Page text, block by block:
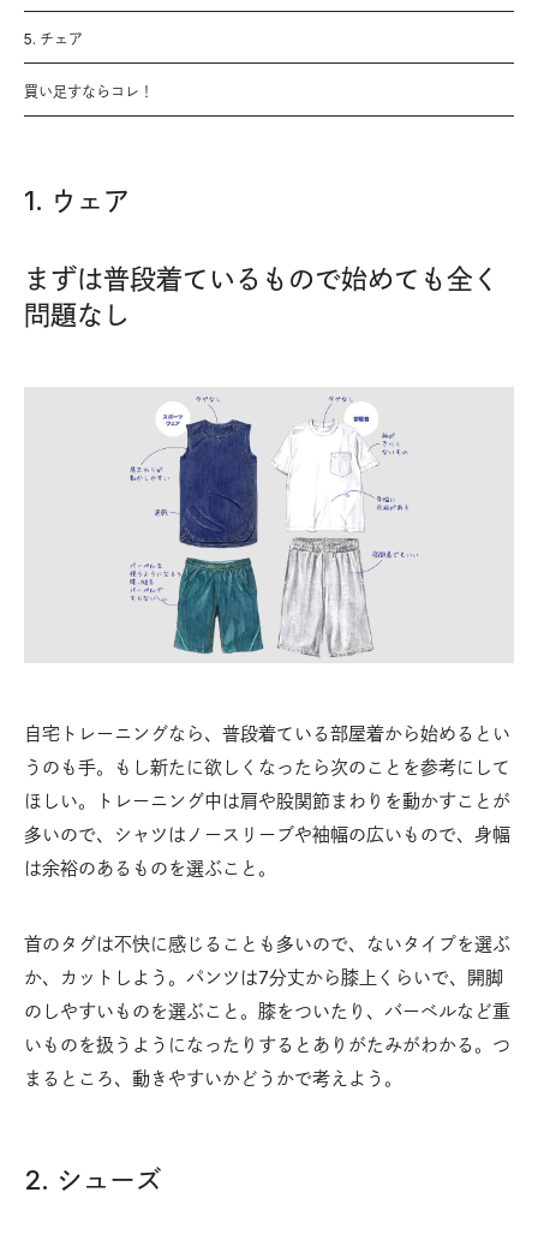
5. チェア
買い足すならコレ！
1. ウェア
まずは普段着ているもので始めても全く
問題なし
自宅トレーニングなら、普段着ている部屋着から始めるとい
うのも手。もし新たに欲しくなったら次のことを参考にして
ほしい。トレーニング中は肩や股関節まわりを動かすことが
多いので、シャツはノースリーブや袖幅の広いもので、身幅
は余裕のあるものを選ぶこと。
首のタグは不快に感じることも多いので、ないタイプを選ぶ
か、カットしよう。パンツは7分丈から膝上くらいで、開脚
のしやすいものを選ぶこと。膝をついたり、バーベルなど重
いものを扱うようになったりするとありがたみがわかる。つ
まるところ、動きやすいかどうかで考えよう。
2. シューズ